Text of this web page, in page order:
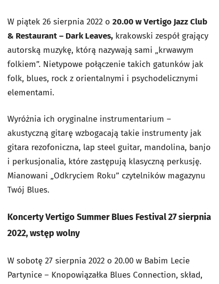
W piątek 26 sierpnia 2022 o 20.00 w Vertigo Jazz Club
& Restaurant – Dark Leaves, krakowski zespół grający
autorską muzykę, którą nazywają sami „krwawym
folkiem”. Nietypowe połączenie takich gatunków jak
folk, blues, rock z orientalnymi i psychodelicznymi
elementami.
Wyróżnia ich oryginalne instrumentarium –
akustyczną gitarę wzbogacają takie instrumenty jak
gitara rezofoniczna, lap steel guitar, mandolina, banjo
i perkusjonalia, które zastępują klasyczną perkusję.
Mianowani „Odkryciem Roku” czytelników magazynu
Twój Blues.
Koncerty Vertigo Summer Blues Festival 27 sierpnia
2022, wstęp wolny
W sobotę 27 sierpnia 2022 o 20.00 w Babim Lecie
Partynice – Knopowiązałka Blues Connection, skład,